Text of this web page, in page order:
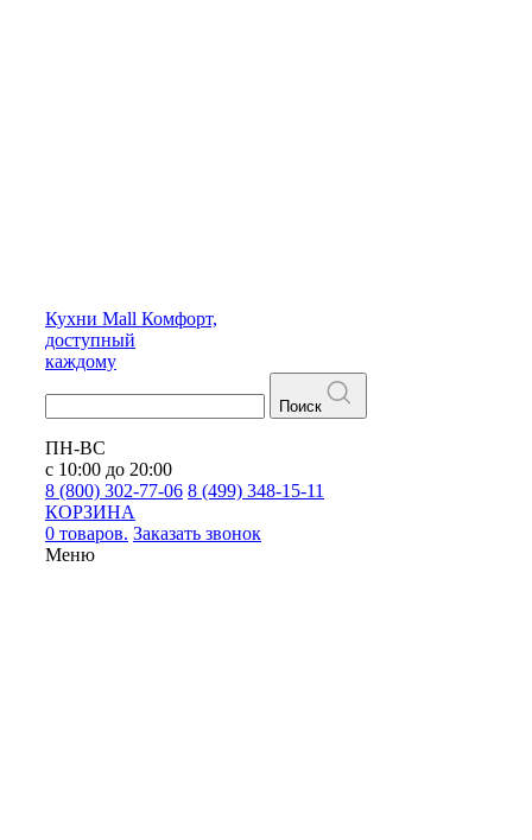
Кухни Mall Комфорт,
доступный
каждому
Поиск
ПН-ВС
с 10:00 до 20:00
8 (800) 302-77-06 8 (499) 348-15-11
КОРЗИНА
0 товаров. Заказать звонок
Меню